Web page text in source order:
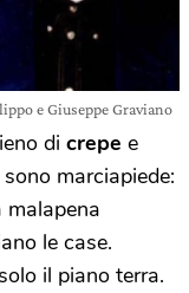
e Giuseppe Graviano
di crepe e
marciapiede:
malapena
le case.
il piano terra.